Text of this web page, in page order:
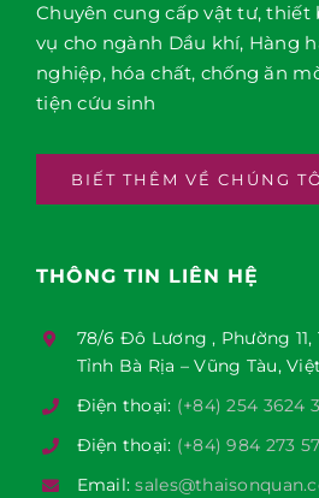
Chuyên cung cấp vật tư, thiết
vụ cho ngành Dầu khí, Hàng
nghiệp, hóa chất, chống ăn
tiện cứu sinh
BIẾT THÊM VỀ CHÚNG
THÔNG TIN LIÊN HỆ
78/6 Đô Lương , Phường
Tỉnh Bà Rịa – Vũng Tàu,
Điện thoại: (+84) 254 3624
Điện thoại: (+84) 984 273
Email: